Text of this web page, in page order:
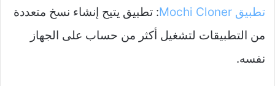
تطبيق Mochi Cloner
: تطبيق يتيح إنشاء نسخ متعددة
من التطبيقات لتشغيل أكثر من حساب على الجهاز
نفسه.